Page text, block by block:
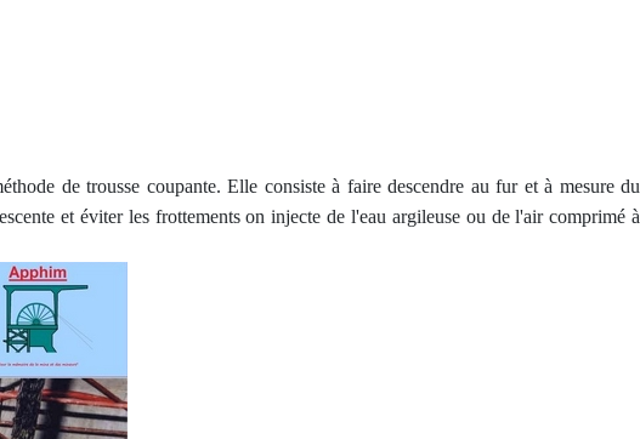
de trousse coupante. Elle consiste à faire descendre au fur et à mesure du
et éviter les frottements on injecte de l'eau argileuse ou de l'air comprimé à